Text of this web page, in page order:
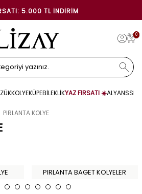
5.000 TL İNDIRIM
0
KOLYEKÜPEBİLEKLİKYAZ FIRSATI ☀️ALYANS
PIRLANTA KOLYE
PIRLANTA BAGET KOLYELER